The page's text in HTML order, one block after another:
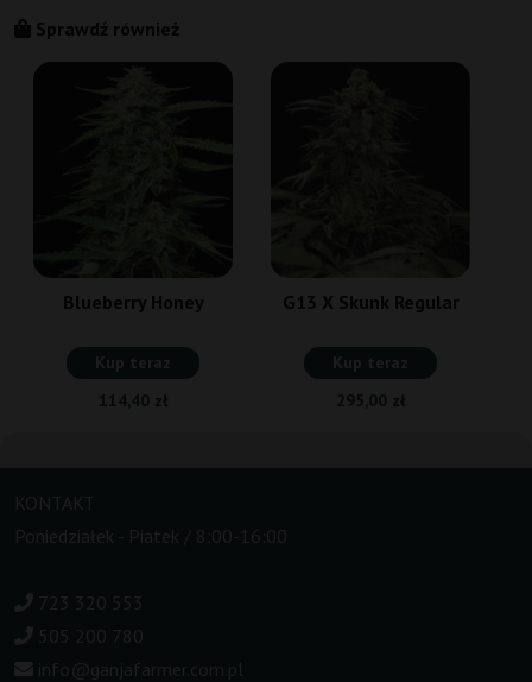
Sprawdź również
Blueberry Honey
Kup teraz
114,40 zł
G13 X Skunk Regular
Kup teraz
295,00 zł
KONTAKT
Poniedziałek - Piatek / 8:00-16:00
723 320 553
505 200 780
info@ganjafarmer.com.pl